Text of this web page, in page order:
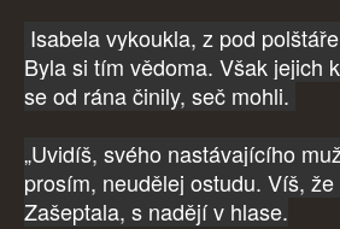
Isabela vykoukla, z pod
Byla si tím vědoma. Však jejich
se od rána činily, seč mohli.
„Uvidíš, svého nastávajícího
prosím, neudělej ostudu. Víš,
Zašeptala, s nadějí v hlase.